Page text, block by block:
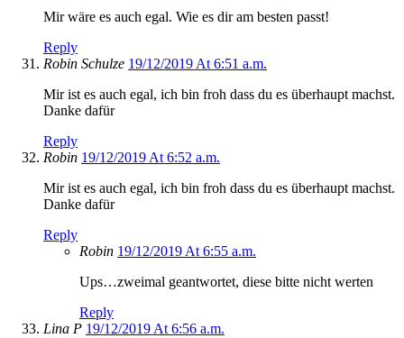
Mir wäre es auch egal. Wie es dir am besten passt!
Reply
Robin Schulze 19/12/2019 At 6:51 a.m.
Mir ist es auch egal, ich bin froh dass du es überhaupt machst.
Danke dafür
Reply
Robin 19/12/2019 At 6:52 a.m.
Mir ist es auch egal, ich bin froh dass du es überhaupt machst.
Danke dafür
Reply
Robin 19/12/2019 At 6:55 a.m.
Ups…zweimal geantwortet, diese bitte nicht werten
Reply
Lina P 19/12/2019 At 6:56 a.m.